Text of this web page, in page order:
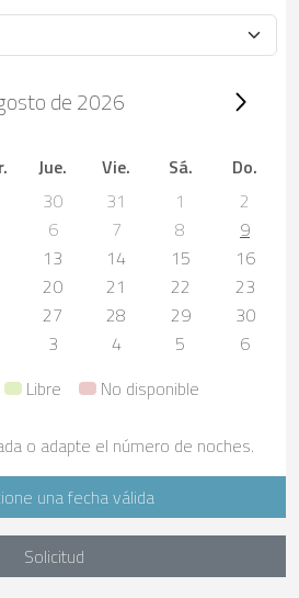
2026de 2026
Jue. Vie. Sá.
Do.
30 31 1
2
6 7 8
9
13 14 15
16
20 21 22
23
27 28 29
30
3 4 5
6
Libre No disponible
o adapte el número de noches.
una fecha válida
Solicitud